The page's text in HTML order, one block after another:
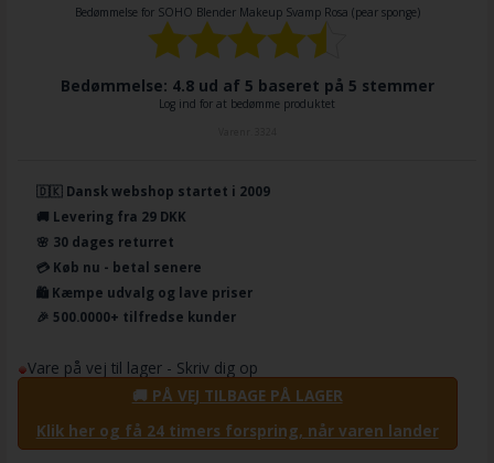
Bedømmelse for SOHO Blender Makeup Svamp Rosa (pear sponge)
Bedømmelse: 4.8 ud af 5 baseret på 5 stemmer
Log ind for at bedømme produktet
🇩🇰 Dansk webshop startet i 2009
🚚 Levering fra 29 DKK
🌸 30 dages returret
💳 Køb nu - betal senere
🛍️ Kæmpe udvalg og lave priser
🎉 500.0000+ tilfredse kunder
Vare på vej til lager - Skriv dig op
🚚 PÅ VEJ TILBAGE PÅ LAGER
Klik her og få 24 timers forspring, når varen lander